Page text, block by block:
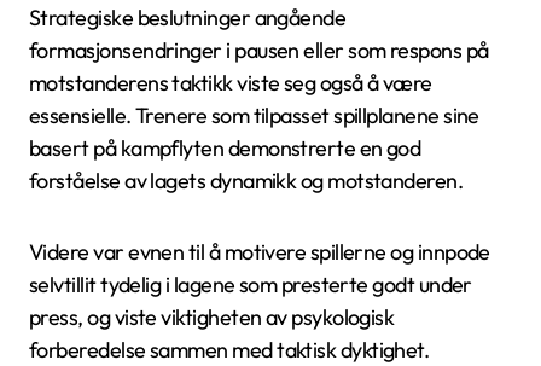
Strategiske beslutninger angående
formasjonsendringer i pausen eller som respons på
motstanderens taktikk viste seg også å være
essensielle. Trenere som tilpasset spillplanene sine
basert på kampflyten demonstrerte en god
forståelse av lagets dynamikk og motstanderen.
Videre var evnen til å motivere spillerne og innpode
selvtillit tydelig i lagene som presterte godt under
press, og viste viktigheten av psykologisk
forberedelse sammen med taktisk dyktighet.